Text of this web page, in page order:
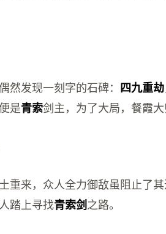
然发现一刻字的石碑： 四九重
是青索剑主，为了大局，餐霞
重来，众人全力御敌虽阻止了
踏上寻找青索剑之路。